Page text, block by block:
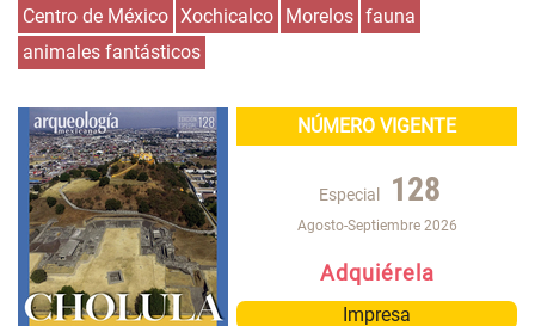
Centro de México Xochicalco Morelos fauna
animales fantásticos
NÚMERO VIGENTE
Especial 128
Agosto-Septiembre 2026
Adquiérela
Impresa